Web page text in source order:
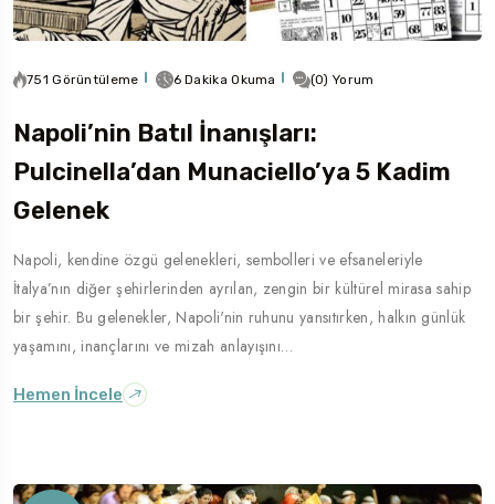
751 Görüntüleme 6 Dakika Okuma (0) Yorum
Napoli’nin Batıl İnanışları:
Pulcinella’dan Munaciello’ya 5 Kadim
Gelenek
Napoli, kendine özgü gelenekleri, sembolleri ve efsaneleriyle
İtalya’nın diğer şehirlerinden ayrılan, zengin bir kültürel mirasa sahip
bir şehir. Bu gelenekler, Napoli'nin ruhunu yansıtırken, halkın günlük
yaşamını, inançlarını ve mizah anlayışını…
Hemen İncele